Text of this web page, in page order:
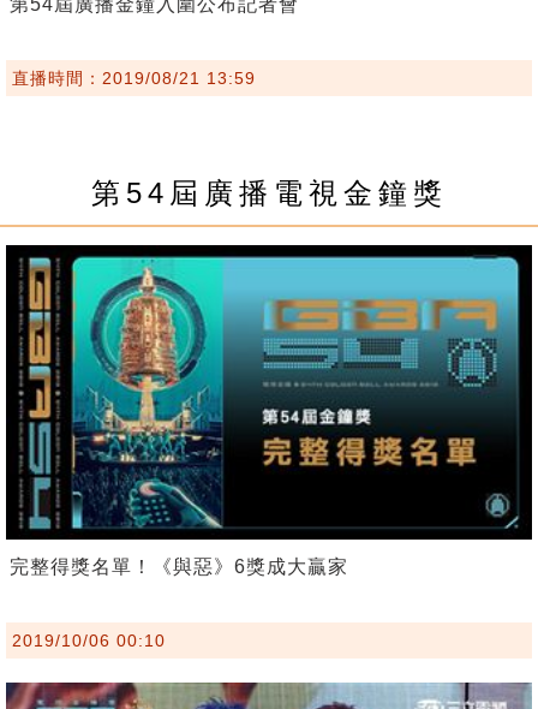
第54屆廣播金鐘入圍公布記者會
直播時間：2019/08/21 13:59
第54屆廣播電視金鐘獎
完整得獎名單！《與惡》6獎成大贏家
2019/10/06 00:10